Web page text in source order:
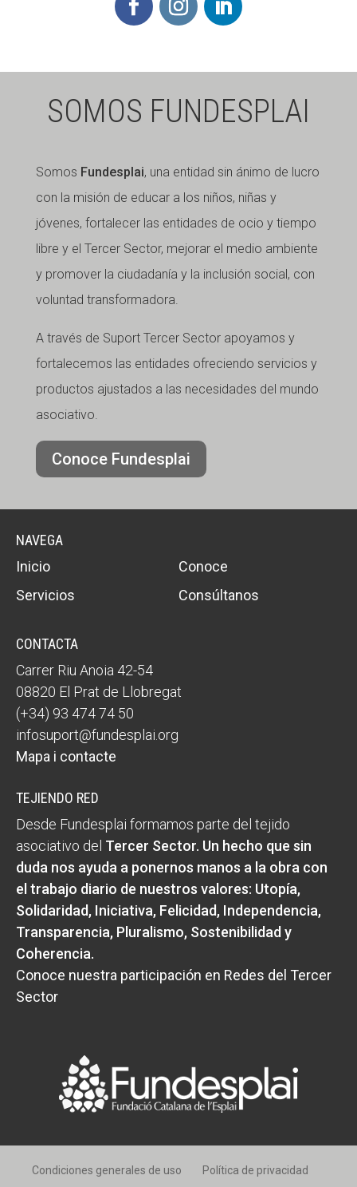
SOMOS FUNDESPLAI
Somos Fundesplai, una entidad sin ánimo de lucro
con la misión de educar a los niños, niñas y
jóvenes, fortalecer las entidades de ocio y tiempo
libre y el Tercer Sector, mejorar el medio ambiente
y promover la ciudadanía y la inclusión social, con
voluntad transformadora.
A través de Suport Tercer Sector apoyamos y
fortalecemos las entidades ofreciendo servicios y
productos ajustados a las necesidades del mundo
asociativo.
Conoce Fundesplai
NAVEGA
Inicio
Conoce
Servicios
Consúltanos
CONTACTA
Carrer Riu Anoia 42-54
08820 El Prat de Llobregat
(+34) 93 474 74 50
infosuport@fundesplai.org
Mapa i contacte
TEJIENDO RED
Desde Fundesplai formamos parte del tejido
asociativo del Tercer Sector. Un hecho que sin
duda nos ayuda a ponernos manos a la obra con
el trabajo diario de nuestros valores: Utopía,
Solidaridad, Iniciativa, Felicidad, Independencia,
Transparencia, Pluralismo, Sostenibilidad y
Coherencia.
Conoce nuestra participación en Redes del Tercer
Sector
Condiciones generales de uso Política de privacidad